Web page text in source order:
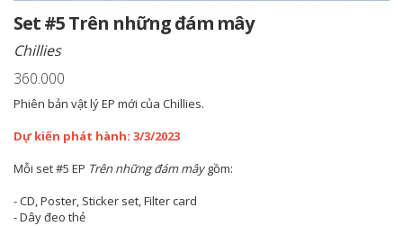
Set #5 Trên những đám mây
Chillies
360.000
Phiên bản vật lý EP mới của Chillies.
Dự kiến phát hành: 3/3/2023
Mỗi set #5 EP Trên những đám mâygồm:
- CD, Poster, Sticker set, Filter card
- Dây đeo thẻ